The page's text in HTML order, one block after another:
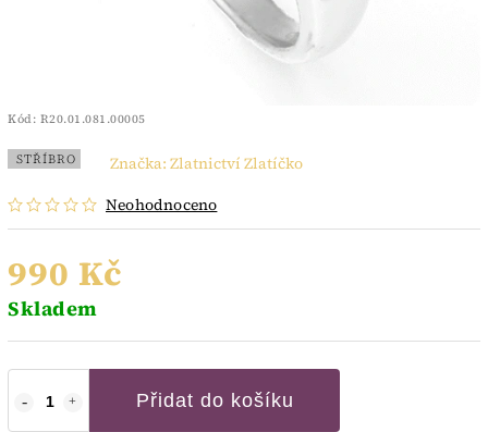
Kód: R20.01.081.00005
STŘÍBRO
Neohodnoceno
Značka: Zlatnictví Zlatíčko
990 Kč
Skladem
Přidat do košíku